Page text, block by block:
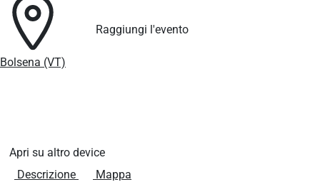
Bolsena (VT)
Raggiungi l'evento
Apri su altro device
Descrizione
Mappa